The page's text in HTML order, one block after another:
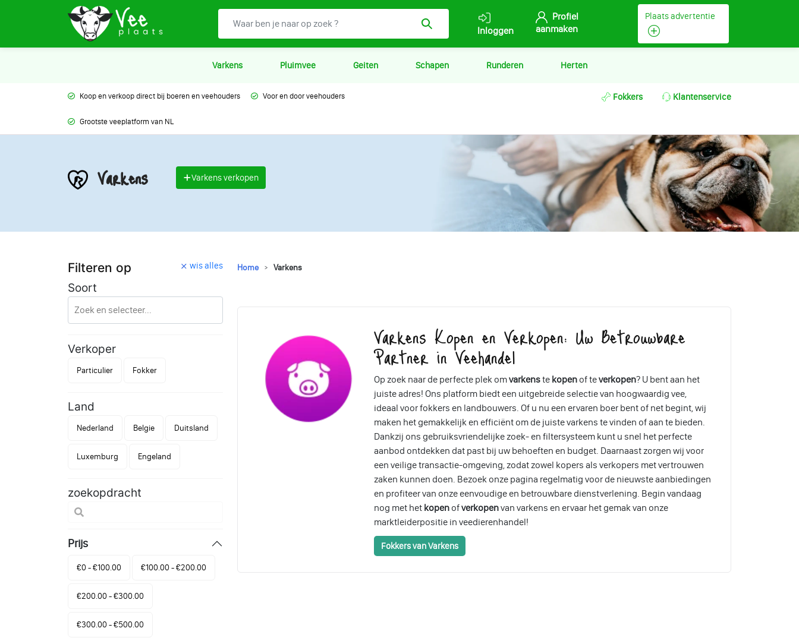
Inloggen
Profiel
aanmaken
Plaats advertentie
Varkens Pluimvee Geiten Schapen Runderen Herten
Koop en verkoop direct bij boeren en veehouders Voor en door veehouders
Grootste veeplatform van NL
Fokkers Klantenservice
Varkens Varkens verkopen
Filteren op wis alles
Soort
Verkoper
Particulier Fokker
Land
Nederland Belgie Duitsland
Luxemburg Engeland
zoekopdracht
Prijs
€0 - €100.00 €100.00 - €200.00
€200.00 - €300.00
€300.00 - €500.00
Home Varkens
Varkens Kopen en Verkopen: Uw Betrouwbare
Partner in Veehandel
Op zoek naar de perfecte plek omvarkenste kopen of teverkopen? U bent aan het
juiste adres! Ons platform biedt een uitgebreide selectie van hoogwaardig vee,
ideaal voor fokkers en landbouwers. Of u nu een ervaren boer bent of net begint, wij
maken het gemakkelijk en efficiënt om de juiste varkens te vinden of aan te bieden.
Dankzij ons gebruiksvriendelijke zoek- en filtersysteem kunt u snel het perfecte
aanbod ontdekken dat past bij uw behoeften en budget. Daarnaast zorgen wij voor
een veilige transactie-omgeving, zodat zowel kopers als verkopers met vertrouwen
zaken kunnen doen. Bezoek onze pagina regelmatig voor de nieuwste aanbiedingen
en profiteer van onze eenvoudige en betrouwbare dienstverlening. Begin vandaag
nog met het kopen ofverkopenvan varkens en ervaar het gemak van onze
marktleiderpositie in veedierenhandel!
Fokkers van Varkens